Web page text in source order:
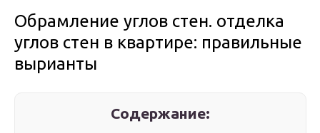
Обрамление углов стен. отделка
углов стен в квартире: правильные
вырианты
Содержание: